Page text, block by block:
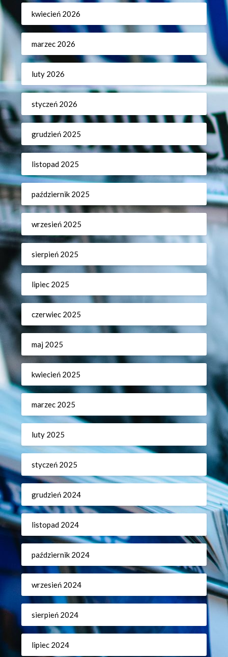
kwiecień 2026
marzec 2026
luty 2026
styczeń 2026
grudzień 2025
listopad 2025
październik 2025
wrzesień 2025
sierpień 2025
lipiec 2025
czerwiec 2025
maj 2025
kwiecień 2025
marzec 2025
luty 2025
styczeń 2025
grudzień 2024
listopad 2024
październik 2024
wrzesień 2024
sierpień 2024
lipiec 2024